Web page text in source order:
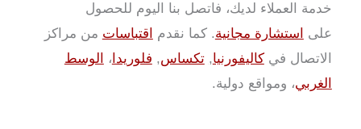
خدمة العملاء لديك، فاتصل بنا اليوم للحصول
على
استشارة مجانية. كما نقدم اقتباسات من مراكز
الاتصال فيكاليفورنيا, تكساس, فلوريدا ،
الوسط
الغربي، ومواقع دولية.